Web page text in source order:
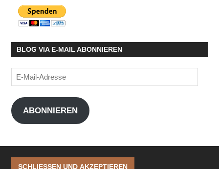
BLOG VIA E-MAIL ABONNIEREN
E-
Mail-
Adresse
ABONNIEREN